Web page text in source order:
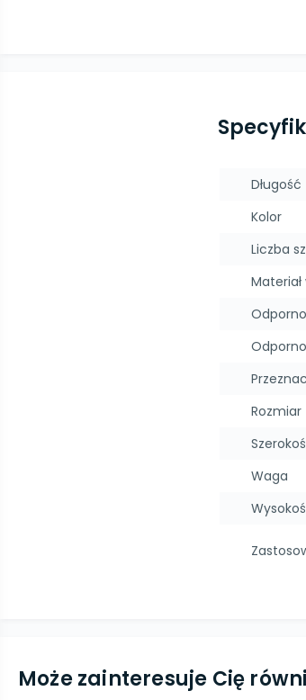
Długość
Kolor
Liczba
Rozmiar
Waga
Może zainteresuje Cię